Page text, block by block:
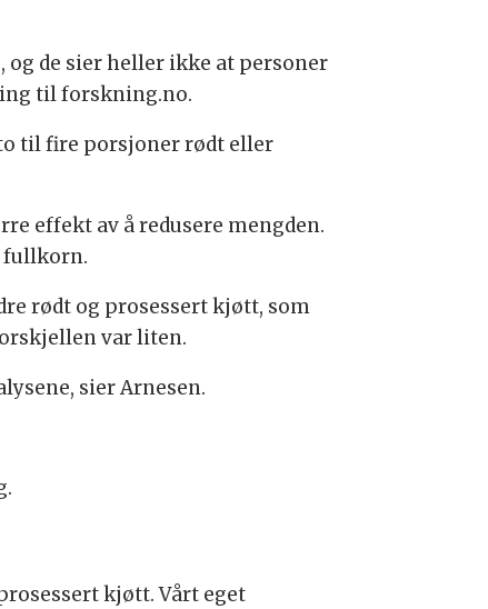
de sier heller ikke at personer
til forskning.no.
til fire porsjoner rødt eller
effekt av å redusere mengden.
fullkorn.
rødt og prosessert kjøtt, som
var liten.
sier Arnesen.
kjøtt. Vårt eget